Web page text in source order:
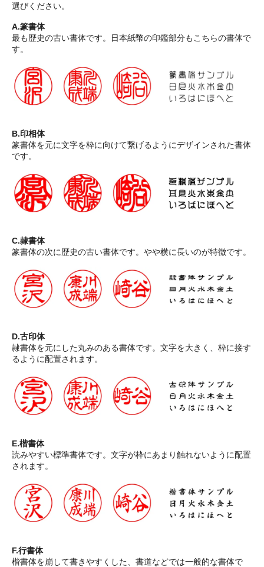
選びください。
A.篆書体
最も歴史の古い書体です。日本紙幣の印鑑部分もこちらの書体で
す。
B.印相体
篆書体を元に文字を枠に向けて繋げるようにデザインされた書体
です。
C.隷書体
篆書体の次に歴史の古い書体です。やや横に長いのが特徴です。
D.古印体
隷書体を元にした丸みのある書体です。文字を大きく、枠に接す
るように配置されます。
E.楷書体
読みやすい標準書体です。文字が枠にあまり触れないように配置
されます。
F.行書体
楷書体を崩して書きやすくした、書道などでは一般的な書体で